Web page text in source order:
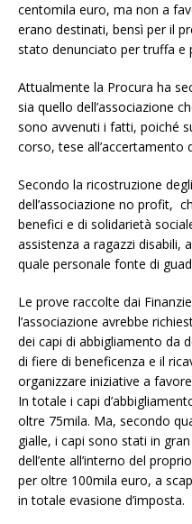
centomila euro, ma non a
erano destinati, bensì per il
stato denunciato per truffa e
Attualmente la Procura ha
sia quello dell’associazione
sono avvenuti i fatti, poiché
corso, tese all’accertamento
Secondo la ricostruzione
dell’associazione no profit,
benefici e di solidarietà
assistenza a ragazzi disabili,
quale personale fonte di
Le prove raccolte dai
l’associazione avrebbe
dei capi di abbigliamento da
di fiere di beneficenza e il
organizzare iniziative a
In totale i capi
oltre 75mila. Ma, secondo
gialle, i capi sono stati in
dell’ente all’interno del
per oltre 100mila euro, a
in totale evasione d’imposta.